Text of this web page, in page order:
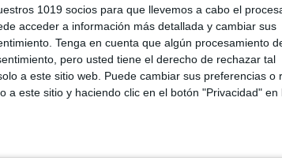
1019 socios para que llevemos a cabo el
acceder a información más detallada y cambiar sus
Tenga en cuenta que algún procesamiento
pero usted tiene el derecho de rechazar tal
a este sitio web. Puede cambiar sus preferencias o
a este sitio y haciendo clic en el botón "Privacidad" en
los modernos perfiles dictados